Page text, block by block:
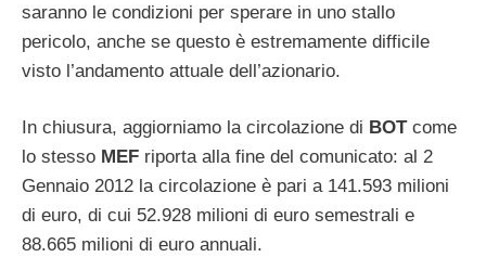
saranno le condizioni per sperare in uno stallo
pericolo, anche se questo è estremamente difficile
visto l’andamento attuale dell’azionario.
In chiusura, aggiorniamo la circolazione di BOTcome
lo stesso MEF riporta alla fine del comunicato: al 2
Gennaio 2012 la circolazione è pari a 141.593 milioni
di euro, di cui 52.928 milioni di euro semestrali e
88.665 milioni di euro annuali.